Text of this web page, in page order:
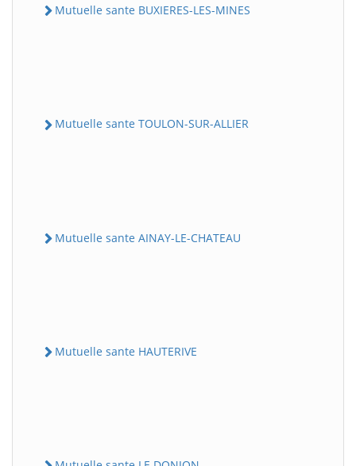
Mutuelle sante BUXIERES-LES-MINES
Mutuelle sante TOULON-SUR-ALLIER
Mutuelle sante AINAY-LE-CHATEAU
Mutuelle sante HAUTERIVE